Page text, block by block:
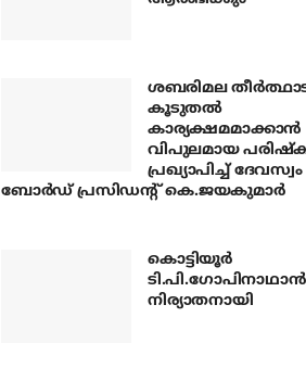
ശബരിമല
കൂടുതല്‍
കാര്യക്ഷമമാക്കാന്‍
വിപുലമായ
പ്രഖ്യാപിച്ച് ദേവസ്വം
ബോര്‍ഡ് പ്രസിഡന്റ് കെ.ജയകുമാര്‍
കൊട്ടിയൂര്‍
നിര്യാതനായി